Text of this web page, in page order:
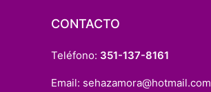
CONTACTO
Teléfono: 351-137-8161
Email: sehazamora@hotmail.com